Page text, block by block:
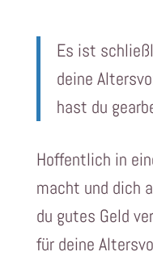
Es ist
deine
hast du
Hoffentlich in
macht und dich
du gutes Geld
für deine